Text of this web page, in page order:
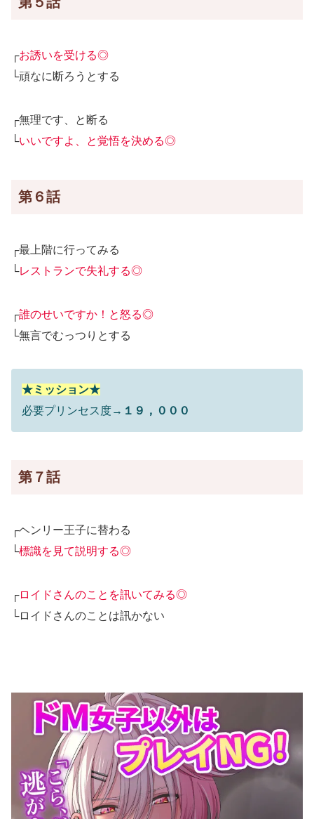
┌お誘いを受ける◎
└頑なに断ろうとする
┌無理です、と断る
└いいですよ、と覚悟を決める◎
第６話
┌最上階に行ってみる
└レストランで失礼する◎
┌誰のせいですか！と怒る◎
└無言でむっつりとする
★ミッション★
必要プリンセス度→ １９，０００
第７話
┌ヘンリー王子に替わる
└標識を見て説明する◎
┌ロイドさんのことを訊いてみる◎
└ロイドさんのことは訊かない